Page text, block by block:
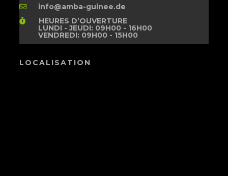
info@amba-guinee.de
HEURES D’OUVERTURE
LUNDI - JEUDI: 09H00 - 16H00
VENDREDI: 09H00 - 15H00
LOCALISATION